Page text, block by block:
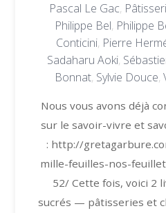
Pascal Le Gac,
Philippe Bel, Philippe
Conticini, Pierre
Sadaharu Aoki,
Bonnat, Sylvie Douce,
Nous vous avons déjà
sur le savoir-vivre et
: http://
mille-feuilles-nos-
52/ Cette fois, voici 2
sucrés — pâtisseries et